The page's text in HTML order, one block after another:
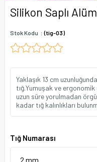
Silikon Saplı
Stok Kodu (tig-03)
Yaklaşık 13 cm
tığ.Yumuşak ve
uzun süre yorulmadan
kadar tığ kalınlıkları
Tığ Numarası